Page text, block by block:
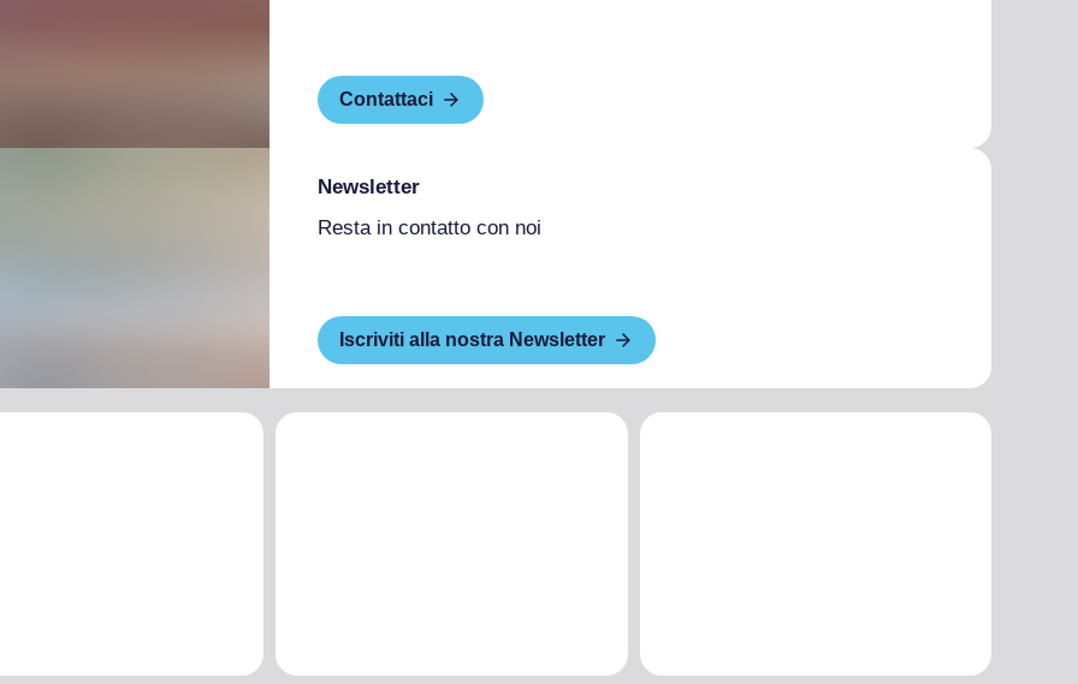
Contattaci
Newsletter
Resta in contatto con noi
Iscriviti alla nostra Newsletter